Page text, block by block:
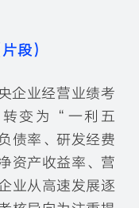
段）
企业经营业绩考
变为“一利五
债率、研发经费
资产收益率、营
业从高速发展逐